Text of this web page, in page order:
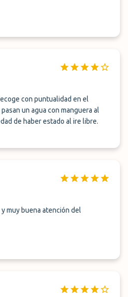
con puntualidad en el
un agua con manguera al
de haber estado al ire libre.
muy buena atención del